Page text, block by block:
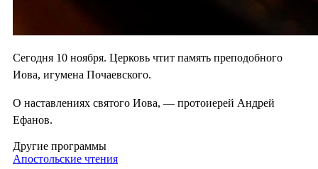
Сегодня 10 ноября. Церковь чтит память преподобного
Иова, игумена Почаевского.
О наставлениях святого Иова, — протоиерей Андрей
Ефанов.
Другие программы
Апостольские чтения